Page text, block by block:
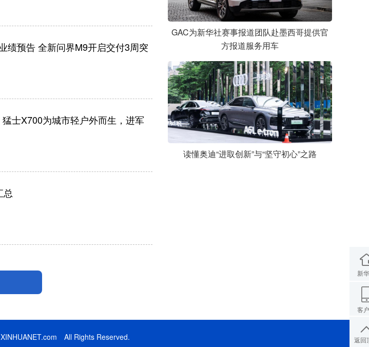
绩预告 全新问界M9开启交付3周突
士X700为城市轻户外而生，进军
总
GAC为新华社赛事报道团队赴墨西哥提供官
方报道服务用车
读懂奥迪“进取创新”与“坚守初心”之路
All Rights Reserved.
新
客
返回